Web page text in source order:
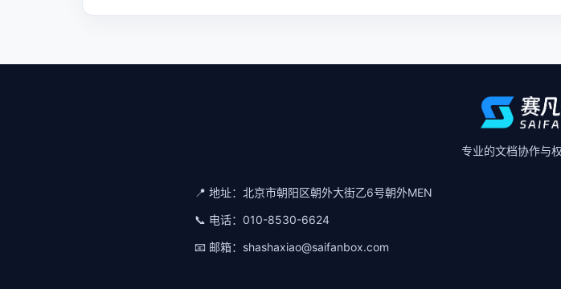
专业的文档协作与
📍 地址： 北京市朝阳区朝外大街乙6号朝外MEN
📞 电话： 010-8530-6624
📧 邮箱： shashaxiao@saifanbox.com